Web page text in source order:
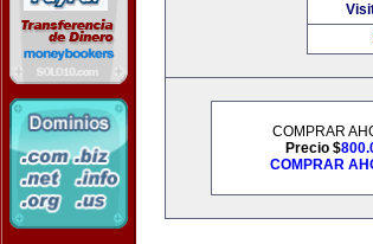
COMPRAR
Precio $
COMPRAR